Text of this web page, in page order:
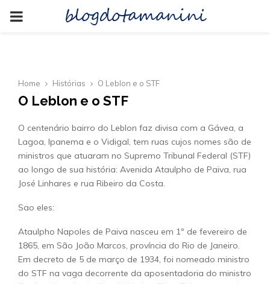
PRIMARYblogdotamanini
Home Histórias O Leblon e o STF
O Leblon e o STF
O centenário bairro do Leblon faz divisa com a Gávea, a
Lagoa, Ipanema e o Vidigal, tem ruas cujos nomes são de
ministros que atuaram no Supremo Tribunal Federal (STF)
ao longo de sua história: Avenida Ataulpho de Paiva, rua
José Linhares e rua Ribeiro da Costa.
Sao eles:
Ataulpho Napoles de Paiva nasceu em 1º de fevereiro de
1865, em São João Marcos, província do Rio de Janeiro.
Em decreto de 5 de março de 1934, foi nomeado ministro
do STF na vaga decorrente da aposentadoria do ministro